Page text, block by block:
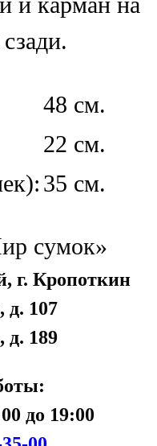
48 см.
22 см.
35 см.
сумок»
г. Кропоткин
д. 107
д. 189
до 19:00